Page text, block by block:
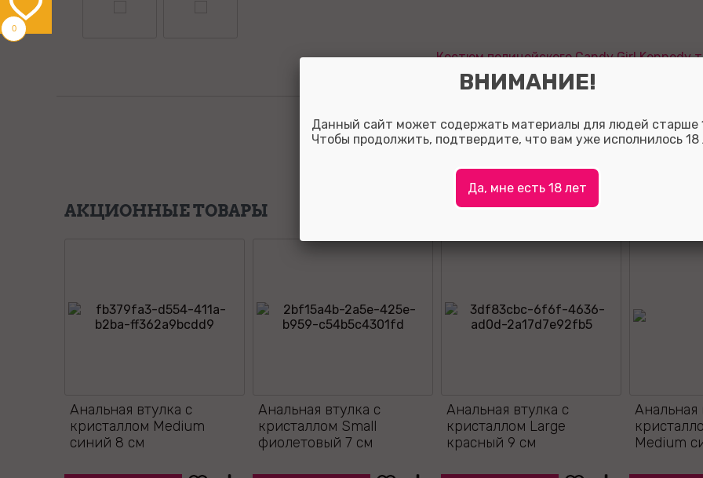
Костюм полицейского Candy Girl Kennedy
Так вы сможете помочь потенциальным покупателям
с выбором, а также, за полезные отзывы мы начисляем
на ваш личный счет.
Для того что бы оставить отзыв зарегистрируйтесь
АКЦИОННЫЕ ТОВАРЫ
Анальная втулка с
кристаллом Medium
синий 8 см
Анальная втулка с
кристаллом Small
фиолетовый 7 см
Анальная втулка с
кристаллом Large
красный 9 см
Анальная
Medium
0
ВНИМАНИЕ!
Данный сайт может содержать материалы для людей старше
Чтобы продолжить, подтвердите, что вам уже исполнилось 18
Да, мне есть 18 лет